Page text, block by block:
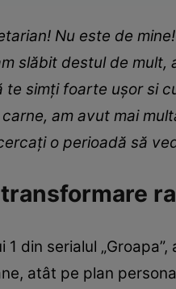
Nu este de
slăbit destul de
te simți foarte ușor si
am avut mai
o perioadă să
1 din serialul
atât pe plan